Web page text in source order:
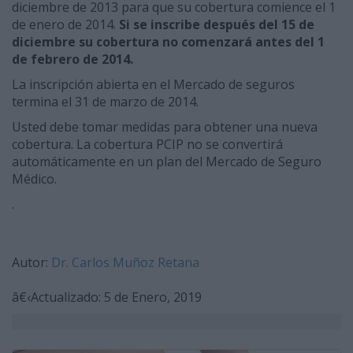
diciembre de 2013 para que su cobertura comience el 1
de enero de 2014. Si se inscribe después del 15 de
diciembre su cobertura no comenzará antes del 1
de febrero de 2014.
La inscripción abierta en el Mercado de seguros
termina el 31 de marzo de 2014.
Usted debe tomar medidas para obtener una nueva
cobertura. La cobertura PCIP no se convertirá
automáticamente en un plan del Mercado de Seguro
Médico.
.
Autor: Dr. Carlos Muñoz Retana
â€‹Actualizado: 5 de Enero, 2019